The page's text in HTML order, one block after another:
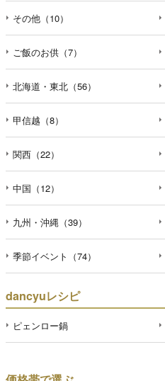
その他（10）
ご飯のお供（7）
北海道・東北（56）
甲信越（8）
関西（22）
中国（12）
九州・沖縄（39）
季節イベント（74）
dancyuレシピ
ピェンロー鍋